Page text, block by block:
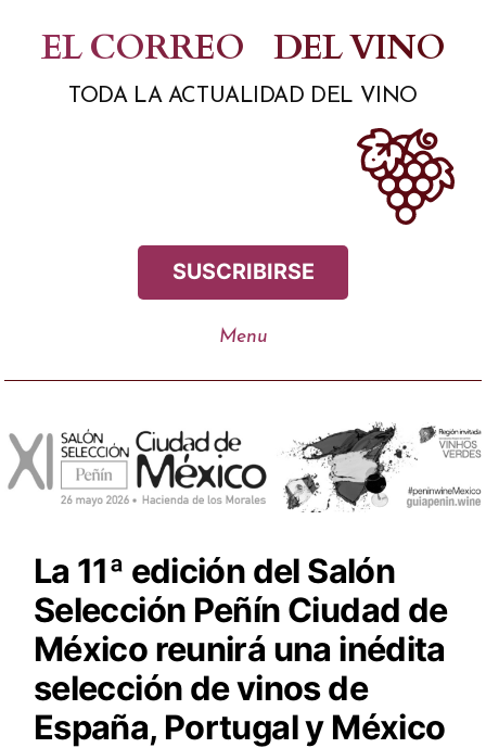
contenido
EL CORREO DEL VINO
TODA LA ACTUALIDAD DEL VINO
SUSCRIBIRSE
La 11ª edición del Salón
Selección Peñín Ciudad de
México reunirá una inédita
selección de vinos de
España, Portugal y México